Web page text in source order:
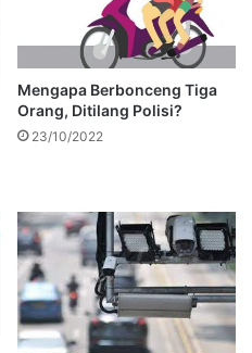
Mengapa Berbonceng Tiga
Orang, Ditilang Polisi?
23/10/2022